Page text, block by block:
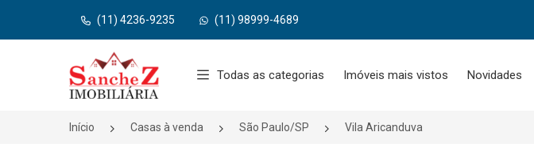
(11) 4236-9235 (11) 98999-4689
Página inicial
Todas as categorias Imóveis mais vistos Novidades
Início Casas à venda São Paulo/SP Vila Aricanduva